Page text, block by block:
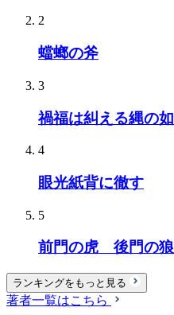
2
蟷螂の斧
3
禍福は糾える縄の
4
眼光紙背に徹す
5
前門の虎 後門の狼
ランキングをもっと見る
著者一覧はこちら